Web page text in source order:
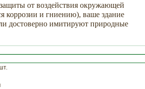
от воздействия окружающей
коррозии и гниению), ваше здание
достоверно имитируют природные